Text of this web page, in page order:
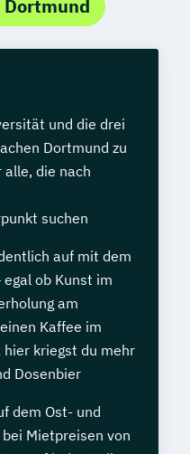
und die drei
Dortmund zu
die nach
suchen
auf mit dem
ob Kunst im
am
Kaffee im
kriegst du mehr
Dosenbier
dem Ost- und
Mietpreisen von